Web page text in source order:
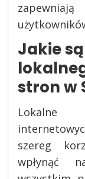
Jakie
stron w
Lokalne
szereg
wpłynąć